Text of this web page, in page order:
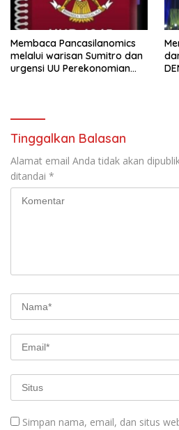
Membaca Pancasilanomics
melalui warisan Sumitro dan
urgensi UU Perekonomian
Tinggalkan Balasan
Alamat email Anda tidak akan
ditandai *
Simpan nama, email, dan situs